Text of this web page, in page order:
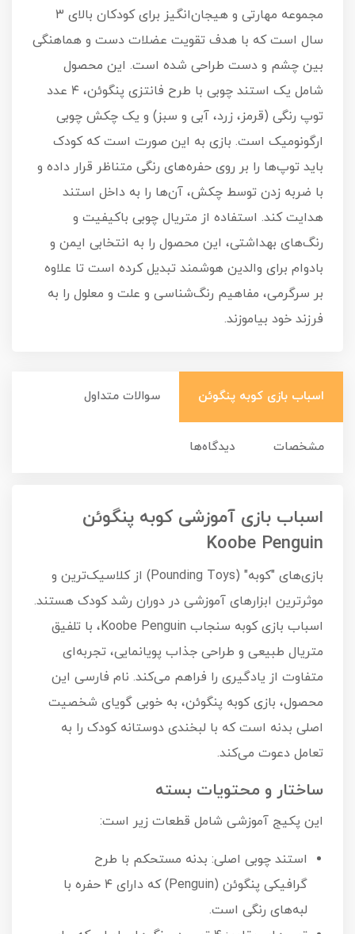
مجموعه مهارتی و هیجان‌انگیز برای کودکان بالای ۳
سال است که با هدف تقویت عضلات دست و هماهنگی
بین چشم و دست طراحی شده است. این محصول
شامل یک استند چوبی با طرح فانتزی پنگوئن، ۴ عدد
توپ رنگی (قرمز، زرد، آبی و سبز) و یک چکش چوبی
ارگونومیک است. بازی به این صورت است که کودک
باید توپ‌ها را بر روی حفره‌های رنگی متناظر قرار داده و
با ضربه زدن توسط چکش، آن‌ها را به داخل استند
هدایت کند. استفاده از متریال چوبی باکیفیت و
رنگ‌های بهداشتی، این محصول را به انتخابی ایمن و
بادوام برای والدین هوشمند تبدیل کرده است تا علاوه
بر سرگرمی، مفاهیم رنگ‌شناسی و علت و معلول را به
فرزند خود بیاموزند.
اسباب بازی کوبه پنگوئن سوالات متداول
مشخصات دیدگاه‌ها
اسباب بازی آموزشی کوبه پنگوئن
Koobe Penguin
بازی‌های "کوبه" (Pounding Toys) از کلاسیک‌ترین و
موثرترین ابزارهای آموزشی در دوران رشد کودک هستند.
اسباب بازی کوبه سنجاب Koobe Penguin، با تلفیق
متریال طبیعی و طراحی جذاب پویانمایی، تجربه‌ای
متفاوت از یادگیری را فراهم می‌کند. نام فارسی این
محصول، بازی کوبه پنگوئن، به خوبی گویای شخصیت
اصلی بدنه است که با لبخندی دوستانه کودک را به
تعامل دعوت می‌کند.
ساختار و محتویات بسته
این پکیج آموزشی شامل قطعات زیر است:
استند چوبی اصلی: بدنه مستحکم با طرح
گرافیکی پنگوئن (Penguin) که دارای ۴ حفره با
لبه‌های رنگی است.